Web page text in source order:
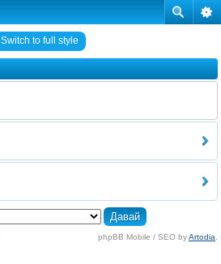
Switch to full style
phpBB Mobile / SEO byArtodia